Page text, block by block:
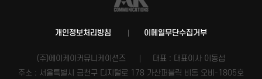
개인정보처리방침 이메일무단수집거부
(주)에이케이커뮤니케이션즈
대표 : 대표이사 이동섭
주소 : 서울특별시 금천구 디지털로 178 가산퍼블릭 비동 오비-1805호